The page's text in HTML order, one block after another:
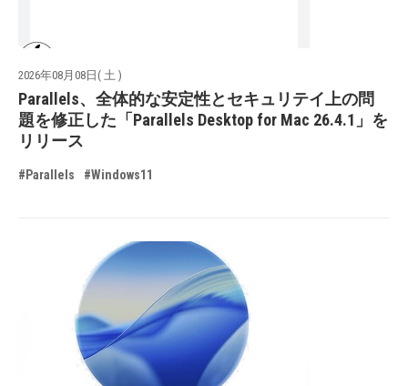
2026年08月08日( 土 )
Parallels、全体的な安定性とセキュリテイ上の問
題を修正した「Parallels Desktop for Mac 26.4.1」を
リリース
#Parallels #Windows11